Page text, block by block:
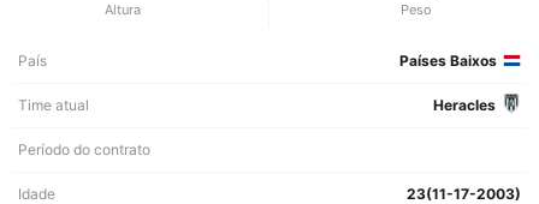
Altura Peso
País Países Baixos
Time atual Heracles
Período do contrato
Idade 23(11-17-2003)